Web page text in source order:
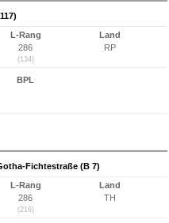
L-Rang
286
(134)
Land
RP
BPL
Fichtestraße (B 7)
L-Rang
286
(216)
Land
TH